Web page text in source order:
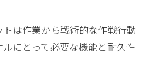
は作業から戦術的な作戦行動
にとって必要な機能と耐久性